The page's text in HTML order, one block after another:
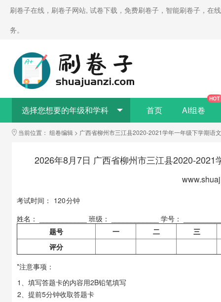
刷卷子在线，刷卷子网站, 试卷下载，免费刷卷子，智能刷卷子，在
务。
选择您想要的年级和学科 首页 AI组卷
HOT
当前位置： 组卷编辑 > 广西省柳州市三江县2020-2021学年一年级下学期语
2026年8月7日 广西省柳州市三江县2020-
考试时间： 120分钟
姓名：
班级： 学号：
题号
一 二
三
评分
*注意事项：
1、填写答题卡的内容用2B铅笔填写
2、提前5分钟收取答题卡